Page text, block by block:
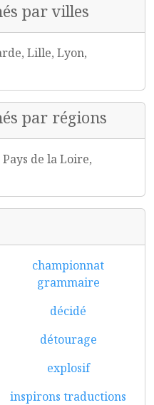
par villes
Lille, Lyon,
par régions
de la Loire,
championnat
grammaire
décidé
détourage
explosif
inspirons traductions